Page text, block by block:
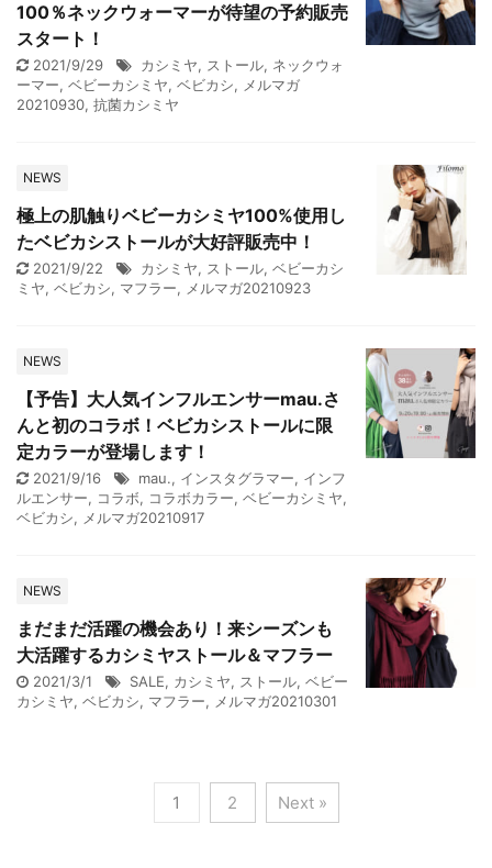
100％ネックウォーマーが待望の予約販売
スタート！
2021/9/29 カシミヤ, ストール, ネックウォ
ーマー, ベビーカシミヤ, ベビカシ, メルマガ
20210930, 抗菌カシミヤ
NEWS
極上の肌触りベビーカシミヤ100%使用し
たベビカシストールが大好評販売中！
2021/9/22 カシミヤ, ストール, ベビーカシ
ミヤ, ベビカシ, マフラー, メルマガ20210923
NEWS
【予告】大人気インフルエンサーmau.さ
んと初のコラボ！ベビカシストールに限
定カラーが登場します！
2021/9/16 mau., インスタグラマー, インフ
ルエンサー, コラボ, コラボカラー, ベビーカシミヤ,
ベビカシ, メルマガ20210917
NEWS
まだまだ活躍の機会あり！来シーズンも
大活躍するカシミヤストール＆マフラー
2021/3/1 SALE, カシミヤ, ストール, ベビー
カシミヤ, ベビカシ, マフラー, メルマガ20210301
1 2 Next »